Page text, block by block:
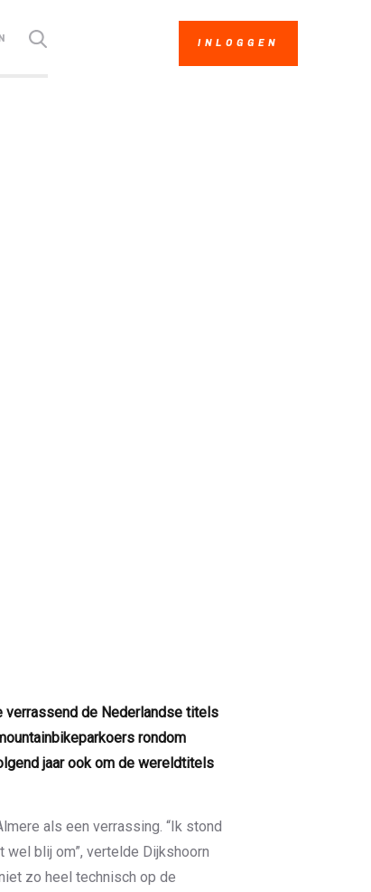
INLOGGEN
verrassend de Nederlandse titels
rondom
jaar ook om de wereldtitels
als een verrassing. “Ik stond
blij om”, vertelde Dijkshoorn
zo heel technisch op de